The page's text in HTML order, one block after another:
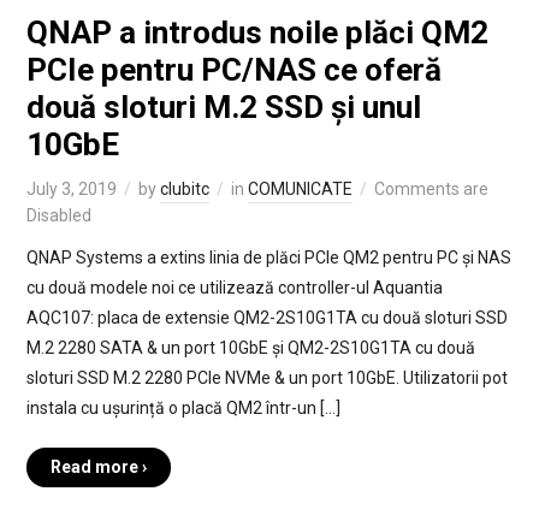
QNAP a introdus noile plăci QM2
PCIe pentru PC/NAS ce oferă
două sloturi M.2 SSD și unul
10GbE
July 3, 2019 byclubitc in COMUNICATE
Comments are
Disabled
QNAP Systems a extins linia de plăci PCIe QM2 pentru PC și NAS
cu două modele noi ce utilizează controller-ul Aquantia
AQC107: placa de extensie QM2-2S10G1TA cu două sloturi SSD
M.2 2280 SATA & un port 10GbE și QM2-2S10G1TA cu două
sloturi SSD M.2 2280 PCIe NVMe & un port 10GbE. Utilizatorii pot
instala cu ușurință o placă QM2 într-un […]
Read more ›